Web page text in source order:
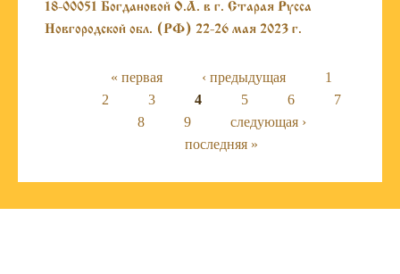
18-00051 Богдановой О.А. в г. Старая Русса
Новгородской обл. (РФ) 22-26 мая 2023 г.
Страницы
« первая ‹ предыдущая
1
2
3 4 5 6
7
8
9
следующая ›
последняя »